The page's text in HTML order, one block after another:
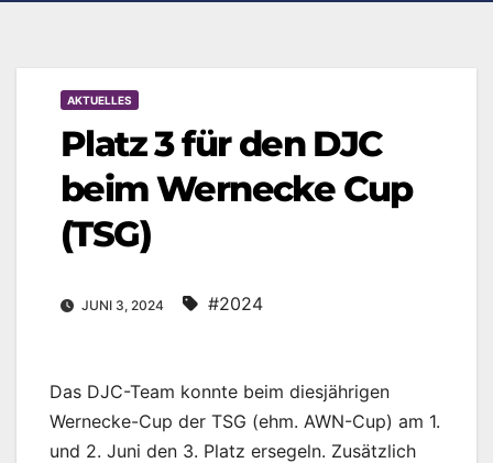
AKTUELLES
Platz 3 für den DJC
beim Wernecke Cup
(TSG)
JUNI 3, 2024 #2024
Das DJC-Team konnte beim diesjährigen
Wernecke-Cup der TSG (ehm. AWN-Cup) am 1.
und 2. Juni den 3. Platz ersegeln. Zusätzlich